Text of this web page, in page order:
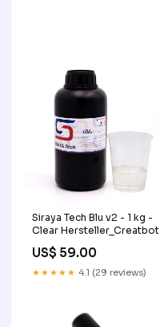
Siraya Tech Blu v2 - 1 kg -
Clear Hersteller_Creatbot
US$ 59.00
★★★★★ 4.1 (29 reviews)